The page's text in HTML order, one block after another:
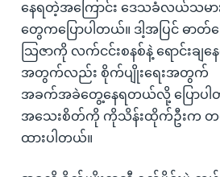
နေရတဲ့အကြောင်း ဒေသခံလယ်သမာ
တွေကပြောပါတယ်။ ဒါ့အပြင် ဓာတ်မ
သြဇာကို လက်ငင်းစနစ်နဲ့ ရောင်းချန
အတွက်လည်း စိုက်ပျိုးရေးအတွက်
အခက်အခဲတွေ့နေရတယ်လို့ ပြောပါ
အသေးစိတ်ကို ကိုသိန်းထိုက်ဦးက တ
ထားပါတယ်။